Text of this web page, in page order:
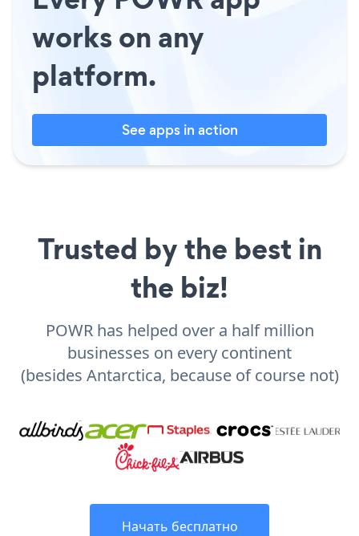
works on any
platform.
See apps in action
Trusted by the best in
the biz!
POWR has helped over a half million
businesses on every continent
(besides Antarctica, because of course not)
Начать бесплатно